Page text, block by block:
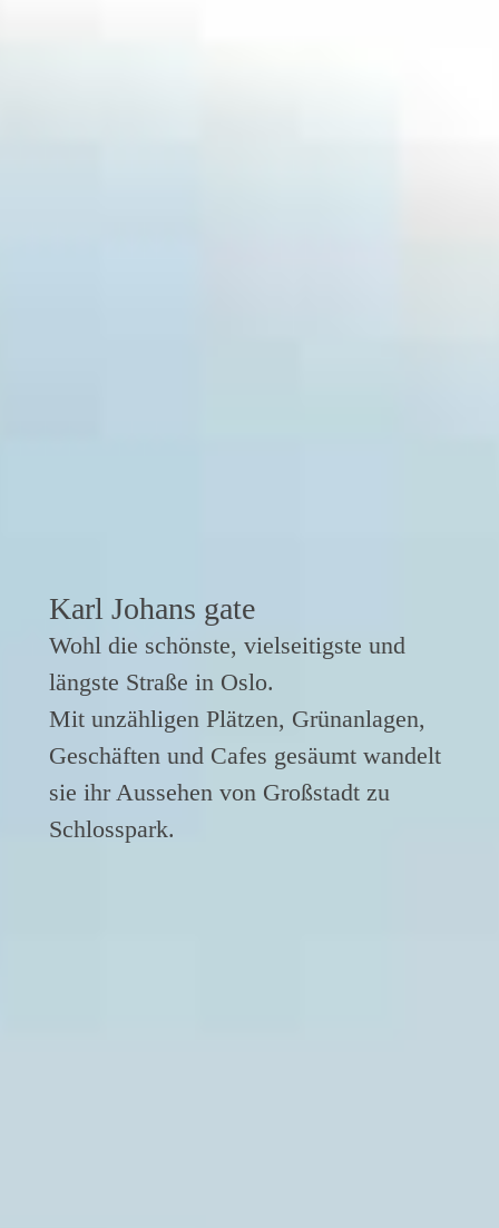
Karl Johans gate
Wohl die schönste, vielseitigste und
längste Straße in Oslo.
Mit unzähligen Plätzen, Grünanlagen,
Geschäften und Cafes gesäumt wandelt
sie ihr Aussehen von Großstadt zu
Schlosspark.